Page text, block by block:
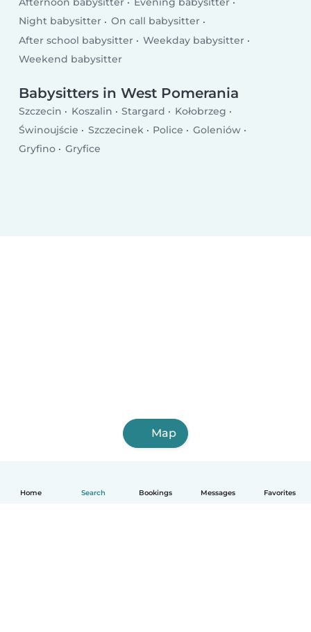
Home Search Bookings Messages Favorites
Night babysitter
On call babysitter
After school babysitter
Weekday babysitter
Weekend babysitter
Babysitters in West Pomerania
Szczecin Koszalin Stargard
Kołobrzeg
Świnoujście
Szczecinek Police
Goleniów
Gryfino
Gryfice
Map